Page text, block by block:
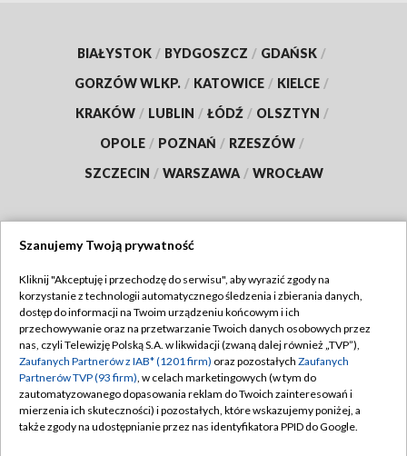
BIAŁYSTOK / BYDGOSZCZ / GDAŃSK /
GORZÓW WLKP. / KATOWICE / KIELCE /
KRAKÓW / LUBLIN / ŁÓDŹ / OLSZTYN /
OPOLE / POZNAŃ / RZESZÓW /
SZCZECIN / WARSZAWA / WROCŁAW
TVP
Abonament TVP
Emisja w TVP
Centrum informacji TVP
Naziemna Telewizja Cyfrowa
Regulamin TVP
Polityka prywatności
Moje zgody
Pomoc
Szanujemy Twoją prywatność
Kliknij "Akceptuję i przechodzę do serwisu", aby wyrazić zgody na
korzystanie z technologii automatycznego śledzenia i zbierania danych,
dostęp do informacji na Twoim urządzeniu końcowym i ich
przechowywanie oraz na przetwarzanie Twoich danych osobowych przez
nas, czyli Telewizję Polską S.A. w likwidacji (zwaną dalej również „TVP”),
Zaufanych Partnerów z IAB* (1201 firm) oraz pozostałych Zaufanych
Partnerów TVP (93 firm), w celach marketingowych (w tym do
zautomatyzowanego dopasowania reklam do Twoich zainteresowań i
mierzenia ich skuteczności) i pozostałych, które wskazujemy poniżej, a
także zgody na udostępnianie przez nas identyfikatora PPID do Google.